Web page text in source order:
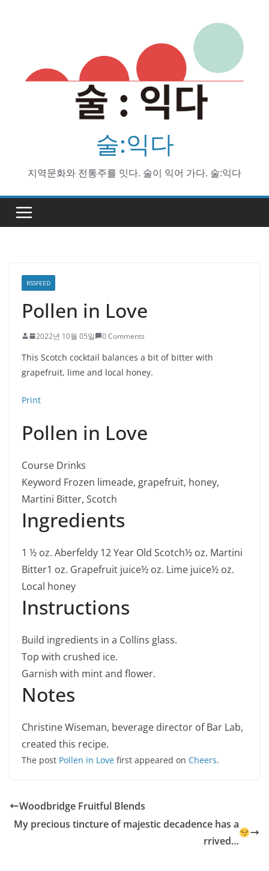
술:익다
지역문화와 전통주를 잇다. 술이 익어 가다. 술:익다
RSSFEED
Pollen in Love
2022년 10월 05일 0 Comments
This Scotch cocktail balances a bit of bitter with
grapefruit, lime and local honey.
Print
Pollen in Love
Course Drinks
Keyword Frozen limeade, grapefruit, honey,
Martini Bitter, Scotch
Ingredients
1 ½ oz. Aberfeldy 12 Year Old Scotch½ oz. Martini
Bitter1 oz. Grapefruit juice½ oz. Lime juice½ oz.
Local honey
Instructions
Build ingredients in a Collins glass.
Top with crushed ice.
Garnish with mint and flower.
Notes
Christine Wiseman, beverage director of Bar Lab,
created this recipe.
The post Pollen in Love first appeared on Cheers.
Woodbridge Fruitful Blends
My precious tincture of majestic decadence has a
rrived…